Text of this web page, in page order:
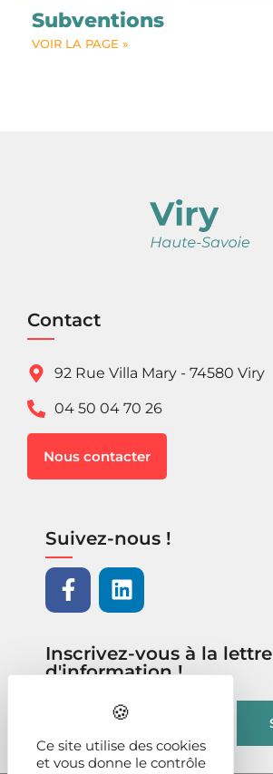
Subventions
VOIR LA PAGE »
Contact
92 Rue Villa Mary - 74580 Viry
04 50 04 70 26
Nous contacter
Suivez-nous !
Inscrivez-vous à la lettre
d'information !
Ce site utilise des cookies
et vous donne le contrôle